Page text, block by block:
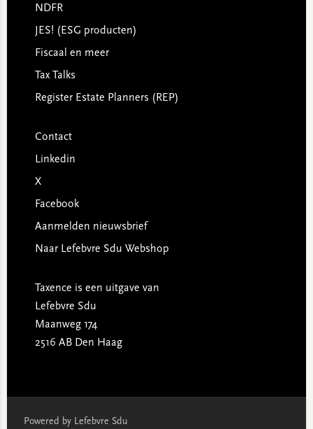
NDFR
JES! (ESG producten)
Fiscaal en meer
Tax Talks
Register Estate Planners (REP)
Contact
Linkedin
X
Facebook
Aanmelden nieuwsbrief
Naar Lefebvre Sdu Webshop
Taxence is een uitgave van
Lefebvre Sdu
Maanweg 174
2516 AB Den Haag
Powered by Lefebvre Sdu